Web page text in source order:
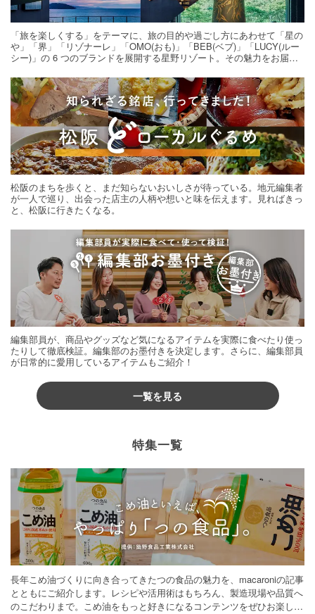
「旅を楽しくする」をテーマに、旅の目的や過ごし方にあわせて「星の
や」「界」「リゾナーレ」「OMO(おも)」「BEB(ベブ)」「LUCY(ルー
シー)」の 6 つのブランドを展開する星野リゾート。その魅力をお届け
松阪のまちを歩くと、まだ知らないおいしさが待っている。地元編集者
が一人で巡り、出会った店主の人柄や想いと味を伝えます。見ればきっ
と、松阪に行きたくなる。
編集部員が、商品やグッズなど気になるアイテムを実際に食べたり使っ
たりして徹底検証。編集部のお墨付きを決定します。さらに、編集部員
が日常的に愛用しているアイテムもご紹介！
一覧を見る
特集一覧
長年こめ油づくりに向き合ってきたつの食品の魅力を、macaroniの記事
とともにご紹介します。レシピや活用術はもちろん、製造現場や品質へ
のこだわりまで。こめ油をもっと好きになるコンテンツをぜひお楽しみ